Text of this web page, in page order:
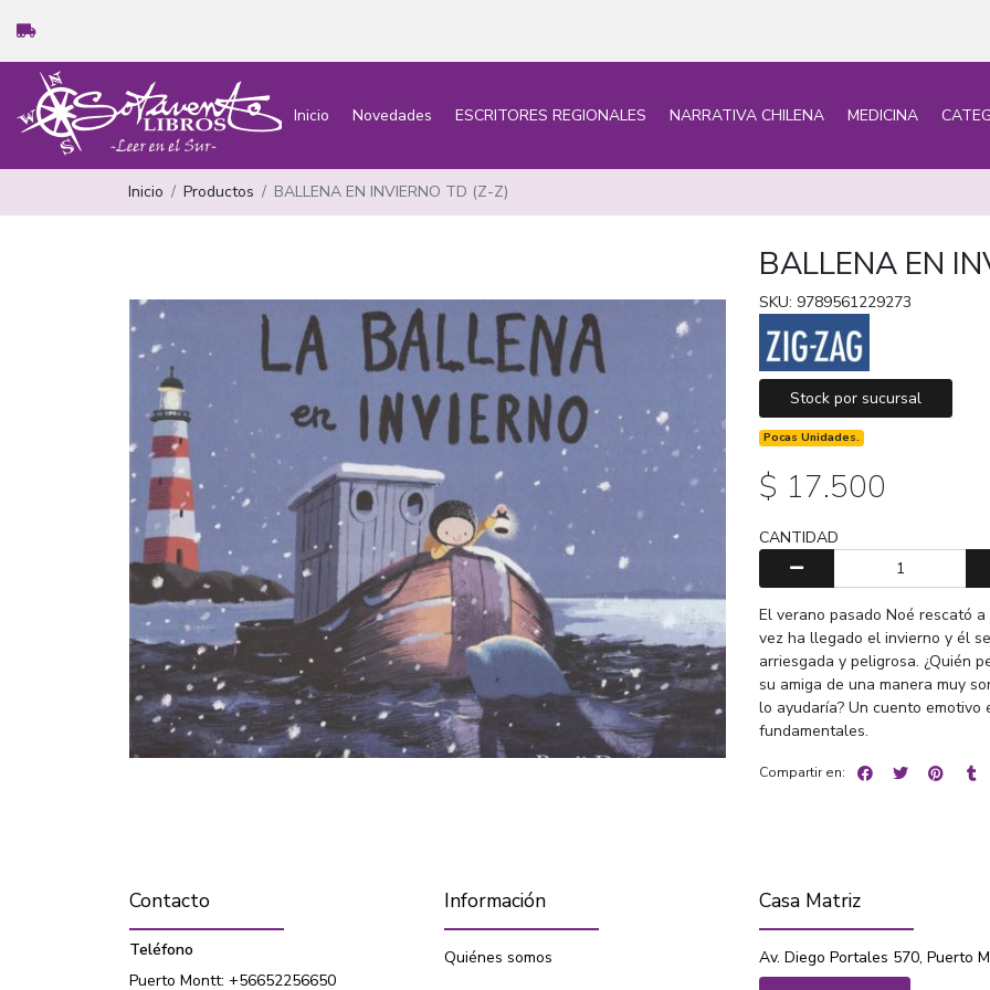
Inicio Novedades ESCRITORES REGIONALES NARRATIVA CHILENA MEDICINA
Inicio Productos BALLENA EN INVIERNO TD (Z-Z)
BALLENA EN
SKU: 9789561229273
Stock por sucursal
Pocas Unidades.
$ 17.500
CANTIDAD
El verano pasado Noé rescató
vez ha llegado el invierno y él
arriesgada y peligrosa. ¿Quién
su amiga de una manera muy
lo ayudaría? Un cuento
fundamentales.
Compartir en:
Contacto
Teléfono
Puerto Montt: +56652256650
Información
Quiénes somos
Casa Matriz
Av. Diego Portales 570, Puerto